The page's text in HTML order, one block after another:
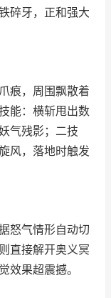
碎牙，正和强大
痕，周围飘散着
能：横斩甩出数
气残影；二技
风，落地时触发
怒气情形自动切
直接解开奥义冥
效果超震撼。